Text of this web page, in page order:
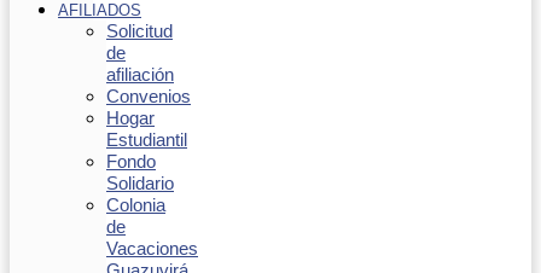
AFILIADOS
Solicitud
de
afiliación
Convenios
Hogar
Estudiantil
Fondo
Solidario
Colonia
de
Vacaciones